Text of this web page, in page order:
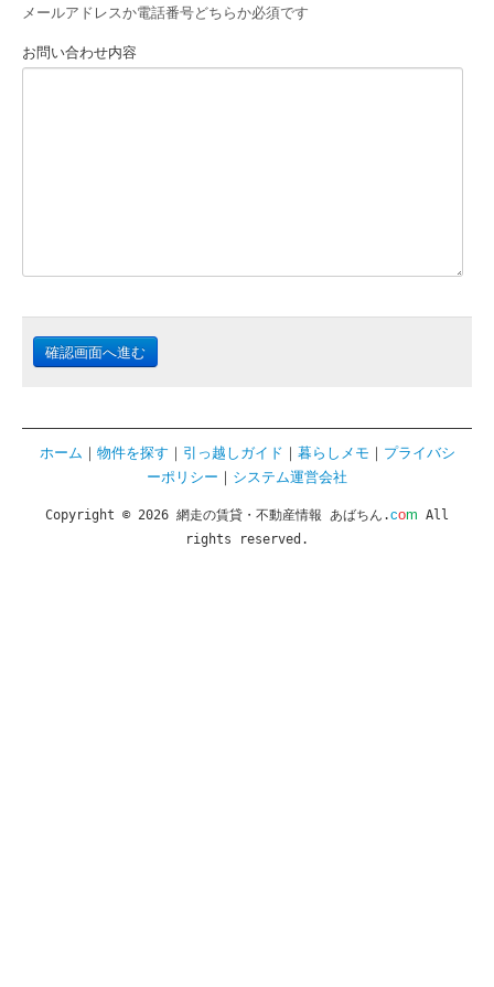
メールアドレスか電話番号どちらか必須です
お問い合わせ内容
確認画面へ進む
ホーム ｜ 物件を探す ｜ 引っ越しガイド ｜ 暮らしメモ ｜ プライバシ
ーポリシー ｜ システム運営会社
Copyright © 2026 網走の賃貸・不動産情報 あばちん.com All
rights reserved.